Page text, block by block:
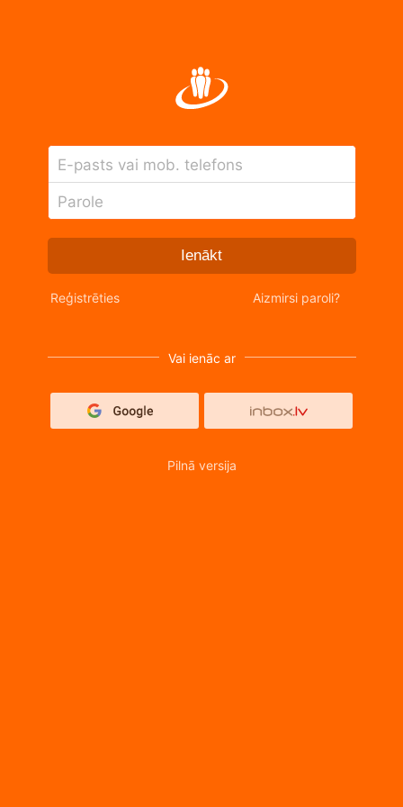
E-pasts vai mob. telefons
Parole
Ienākt
Reģistrēties Aizmirsi paroli?
Vai ienāc ar
Pilnā versija